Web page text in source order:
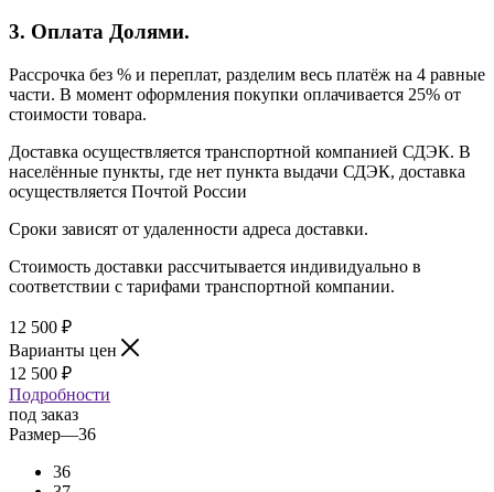
3. Оплата Долями.
Рассрочка без % и переплат, разделим весь платёж на 4 равные
части. В момент оформления покупки оплачивается 25% от
стоимости товара.
Доставка осуществляется транспортной компанией СДЭК. В
населённые пункты, где нет пункта выдачи СДЭК, доставка
осуществляется Почтой России
Сроки зависят от удаленности адреса доставки.
Стоимость доставки рассчитывается индивидуально в
соответствии с тарифами транспортной компании.
12 500 ₽
Варианты цен
12 500 ₽
Подробности
под заказ
Размер—36
36